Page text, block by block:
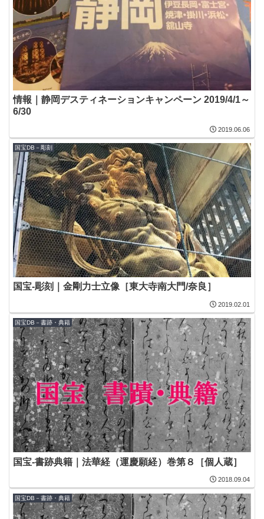
情報｜静岡デスティネーションキャンペーン 2019/4/1～
6/30
2019.06.06
国宝DB－彫刻
国宝-彫刻｜金剛力士立像［東大寺南大門/奈良］
2019.02.01
国宝DB－書跡・典籍
国宝-書跡典籍｜法華経（運慶願経）巻第８［個人蔵］
2018.09.04
国宝DB－書跡・典籍